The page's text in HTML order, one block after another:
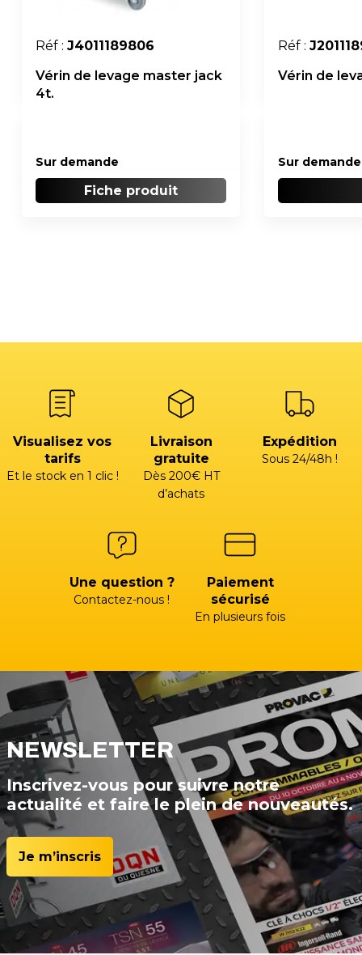
Réf : J4011189806
Vérin de levage master jack
4t.
Sur demande
Fiche produit
Réf :
Vérin de
Sur demande
Visualisez vos
tarifs
Et le stock en 1 clic !
Livraison
gratuite
Dès 200€ HT
d’achats
Expédition
Sous 24/48h !
Une question ?
Contactez-nous !
Paiement
sécurisé
En plusieurs fois
NEWSLETTER
Inscrivez-vous pour suivre notre
actualité et faire le plein de nouveautés.
Je m’inscris